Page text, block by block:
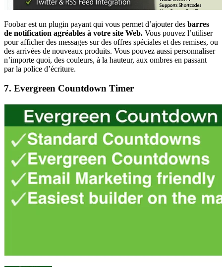
Foobar est un plugin payant qui vous permet d’ajouter des barres
de notification agréables à votre site Web. Vous pouvez l’utiliser
pour afficher des messages sur des offres spéciales et des remises, ou
des arrivées de nouveaux produits. Vous pouvez aussi personnaliser
n’importe quoi, des couleurs, à la hauteur, aux ombres en passant
par la police d’écriture.
7. Evergreen Countdown Timer